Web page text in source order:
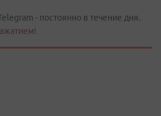
- постоянно в течение дня.